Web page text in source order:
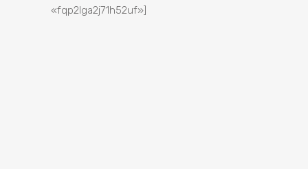
«fqp2lga2j71h52uf»]